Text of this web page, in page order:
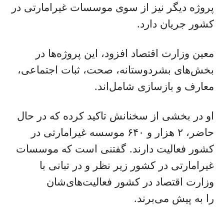
پروژه دیگر نیز از سوی موسسات غیرامارتی در
کشور جریان دارد.
معین وزارت اقتصاد افزود، این پروژه‌ها در
بخش‌های بشردوستانه، صحت، ثبات اجتماعی،
معارف و بازسازی شامل‌اند.
او در بخشی از سخنانش تاکید کرده که در حال
حاضر، ۲ هزار و ۶۴۰ موسسه غیرامارتی در
کشور فعالیت‌ دارند. گفتنی‌ است که موسسات
غیرامارتی در کشور زیر نظر و در تبانی با
وزارت اقتصاد در کشور فعالیت‌های‌شان
را به پیش می‌برند.